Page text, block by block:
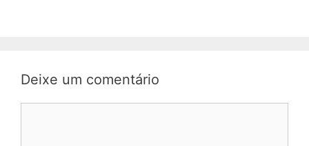
Deixe um comentário